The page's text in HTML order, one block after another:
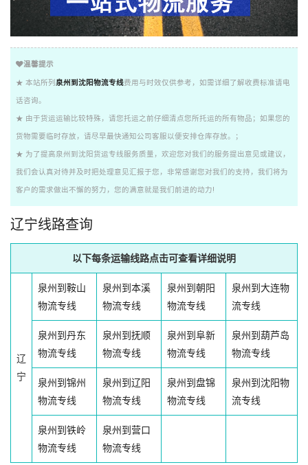
温馨提示
★ 本站所列 泉州到沈阳物流专线费用与时效仅供参考，如需详细了解收费标准请电
话咨询。
★ 由于货运运输比较特殊，请您托运之前仔细清点您所托运的所有物品；如果您的
货物需要临时存放，请尽早最快通知公司客服以便安排仓库存放。；
★ 为了提高泉州到沈阳货运专线服务质量，欢迎您对我们的服务提出意见或建议，
我们会认真对待并及时把处理意见汇报于您，非常感谢您对我们的支持，我们将为
客户的需求做出不懈的努力，您的满意就是我们前进的动力!
辽宁线路查询
以下每条运输线路点击可查看详细说明
辽
宁
泉州到鞍山
物流专线
泉州到本溪
物流专线
泉州到朝阳
物流专线
泉州到大连物
流专线
泉州到丹东
物流专线
泉州到抚顺
物流专线
泉州到阜新
物流专线
泉州到葫芦岛
物流专线
泉州到锦州
物流专线
泉州到辽阳
物流专线
泉州到盘锦
物流专线
泉州到沈阳物
流专线
泉州到铁岭
物流专线
泉州到营口
物流专线